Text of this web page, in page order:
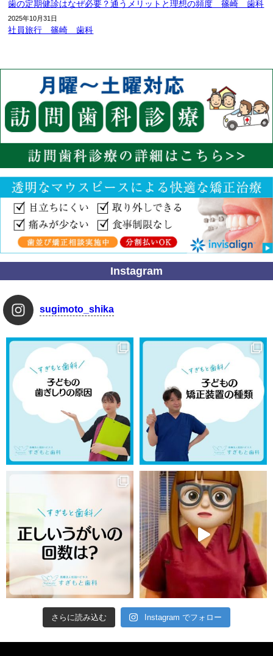
歯の定期健診はなぜ必要？通うメリットと理想の頻度 篠崎 歯科
2025年10月31日
社員旅行 篠崎 歯科
Instagram
sugimoto_shika
さらに読み込む Instagram でフォロー